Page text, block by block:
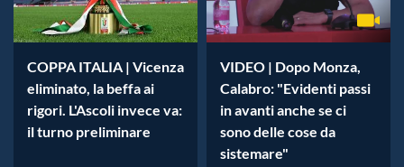
COPPA ITALIA | Vicenza
eliminato, la beffa ai
rigori. L'Ascoli invece va:
il turno preliminare
VIDEO | Dopo Monza,
Calabro: "Evidenti passi
in avanti anche se ci
sono delle cose da
sistemare"